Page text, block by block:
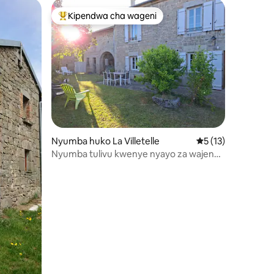
25
Kipendwa maarufu cha wageni
Kipendwa cha wageni
Nyumba huko La Villetelle Ukadiriaji wa
5 (13)
Nyumba tulivu kwenye nyayo za wajenzi